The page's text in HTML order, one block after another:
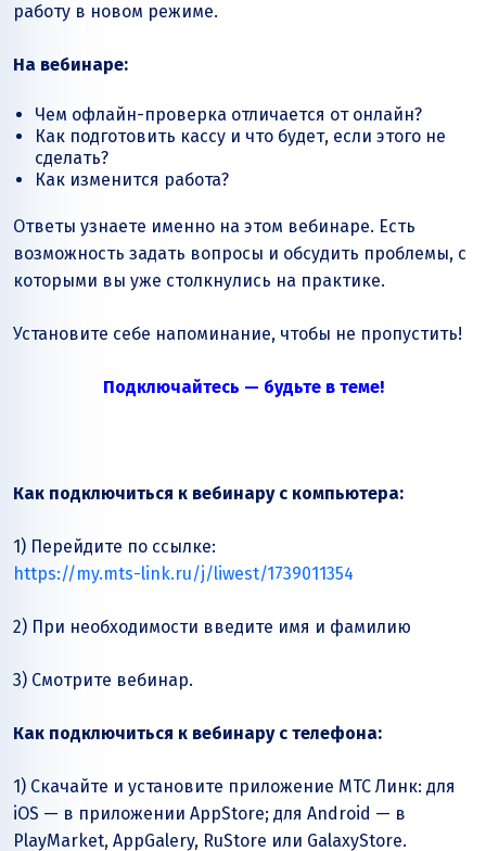
работу в новом режиме.
На вебинаре:
Чем офлайн-проверка отличается от онлайн?
Как подготовить кассу и что будет, если этого не
сделать?
Как изменится работа?
Ответы узнаете именно на этом вебинаре. Есть
возможность задать вопросы и обсудить проблемы, с
которыми вы уже столкнулись на практике.
Установите себе напоминание, чтобы не пропустить!
Подключайтесь — будьте в теме!
Как подключиться к вебинару с компьютера:
1) Перейдите по ссылке:
https://my.mts-link.ru/j/liwest/1739011354
2) При необходимости введите имя и фамилию
3) Смотрите вебинар.
Как подключиться к вебинару с телефона:
1) Скачайте и установите приложение МТС Линк: для
iOS — в приложении AppStore; для Аndroid — в
PlayMarket, AppGalery, RuStore или GalaxyStore.